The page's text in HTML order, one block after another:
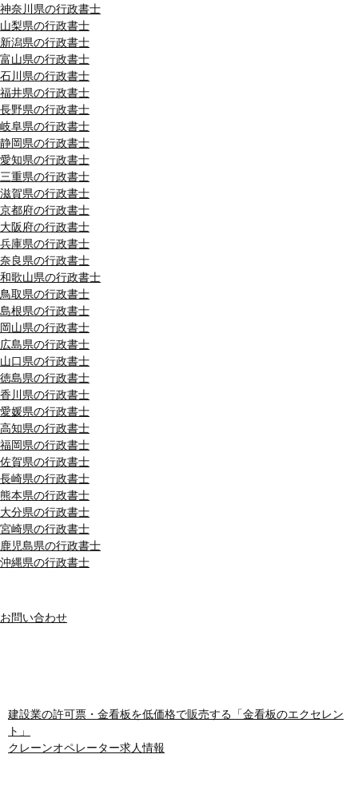
神奈川県の行政書士
山梨県の行政書士
新潟県の行政書士
富山県の行政書士
石川県の行政書士
福井県の行政書士
長野県の行政書士
岐阜県の行政書士
静岡県の行政書士
愛知県の行政書士
三重県の行政書士
滋賀県の行政書士
京都府の行政書士
大阪府の行政書士
兵庫県の行政書士
奈良県の行政書士
和歌山県の行政書士
鳥取県の行政書士
島根県の行政書士
岡山県の行政書士
広島県の行政書士
山口県の行政書士
徳島県の行政書士
香川県の行政書士
愛媛県の行政書士
高知県の行政書士
福岡県の行政書士
佐賀県の行政書士
長崎県の行政書士
熊本県の行政書士
大分県の行政書士
宮崎県の行政書士
鹿児島県の行政書士
沖縄県の行政書士
お問い合わせ
建設業の許可票・金看板を低価格で販売する「金看板のエクセレン
ト」
クレーンオペレーター求人情報